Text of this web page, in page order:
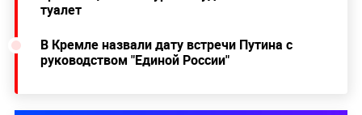
туалет
В Кремле назвали дату встречи Путина с
руководством "Единой России"